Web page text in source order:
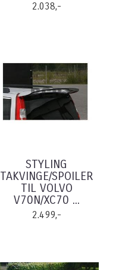
2.038,-
STYLING
TAKVINGE/SPOILER
TIL VOLVO
V70N/XC70 ...
2.499,-